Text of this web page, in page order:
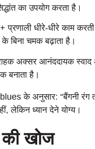
का उपयोग करता है।
प्रणाली धीरे-धीरे काम
बिना चमक बढ़ाता है।
अक्सर आनंददायक स्वाद
बनाता है।
के अनुसार: “बैंगनी
लेकिन ध्यान देने योग्य।
की खोज